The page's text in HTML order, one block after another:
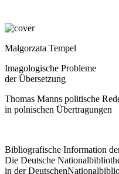
Małgorzata Tempel
Imagologische Probleme
der Übersetzung
Thomas Manns politische
in polnischen Übertragungen
Bibliografische Information
Die Deutsche
in der